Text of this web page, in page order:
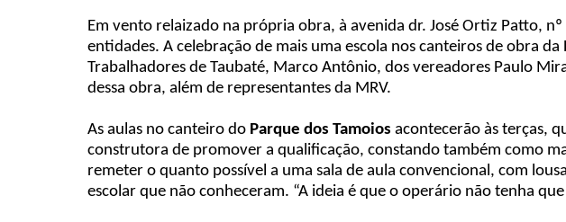
Em vento relaizado na própria obra, à avenida dr. José Ortiz Patto,
entidades. A celebração de mais uma escola nos canteiros de obra da
Trabalhadores de Taubaté, Marco Antônio, dos vereadores Paulo
dessa obra, além de representantes da MRV.
As aulas no canteiro do Parque dos Tamoios acontecerão às terças,
construtora de promover a qualificação, constando também como
remeter o quanto possível a uma sala de aula convencional, com
escolar que não conheceram. “A ideia é que o operário não tenha